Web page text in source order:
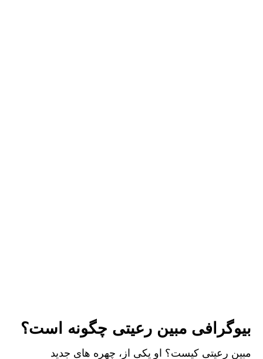
بیوگرافی مبین رعیتی چگونه است؟
مبین رعیتی کیست؟ او یکی از، چهره های جدید